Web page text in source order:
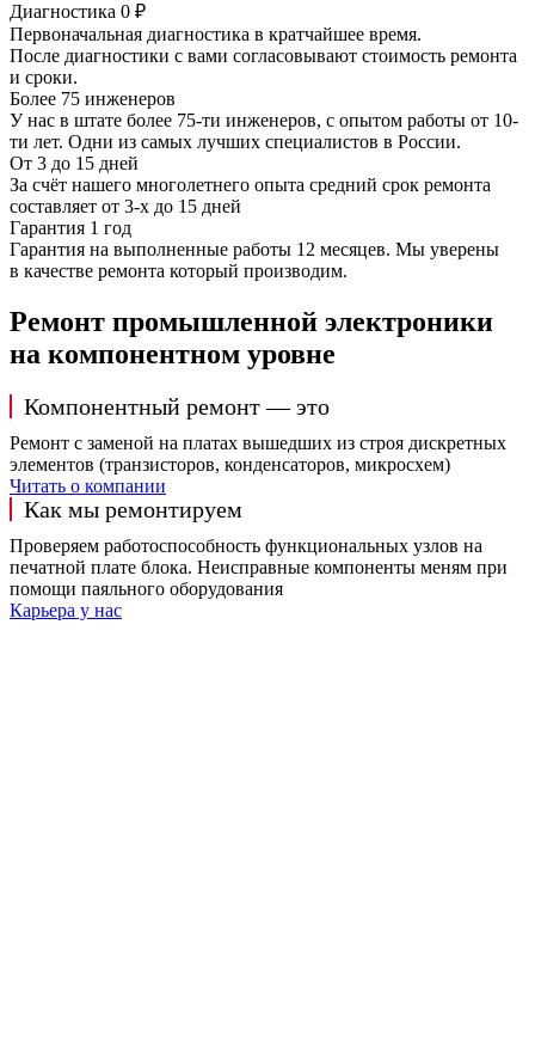
Диагностика 0 ₽
Первоначальная диагностика в кратчайшее время.
После диагностики с вами согласовывают стоимость ремонта
и сроки.
Более 75 инженеров
У нас в штате более 75-ти инженеров, с опытом работы от 10-
ти лет. Одни из самых лучших специалистов в России.
От 3 до 15 дней
За счёт нашего многолетнего опыта средний срок ремонта
составляет от 3-х до 15 дней
Гарантия 1 год
Гарантия на выполненные работы 12 месяцев. Мы уверены
в качестве ремонта который производим.
Ремонт промышленной электроники
на компонентном уровне
Компонентный ремонт — это
Ремонт с заменой на платах вышедших из строя дискретных
элементов (транзисторов, конденсаторов, микросхем)
Читать о компании
Как мы ремонтируем
Проверяем работоспособность функциональных узлов на
печатной плате блока. Неисправные компоненты меням при
помощи паяльного оборудования
Карьера у нас